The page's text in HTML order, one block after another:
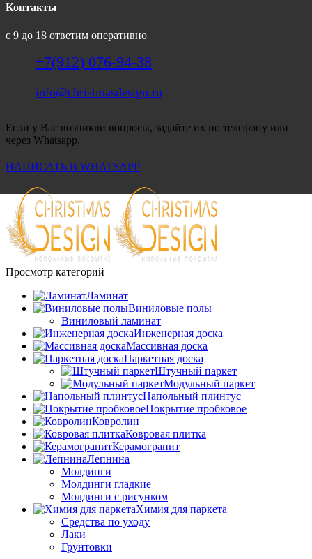
Контакты
с 9 до 18 ответим оперативно
+7(912) 076-94-38
info@christmasdesign.ru
Если у Вас возникли вопросы, задайте их по телефону или
через Whatsapp.
НАПИСАТЬ В WHATSAPP
Просмотр категорий
Ламинат
Виниловые полы
Виниловый ламинат
Инженерная доска
Массивная доска
Паркетная доска
Штучный паркет
Модульный паркет
Напольный плинтус
Покрытие пробковое
Ковролин
Ковровая плитка
Керамогранит
Лепнина
Молдинги
Молдинги гладкие
Молдинги с рисунком
Химия для паркета
Средства по уходу
Лаки
Грунтовки